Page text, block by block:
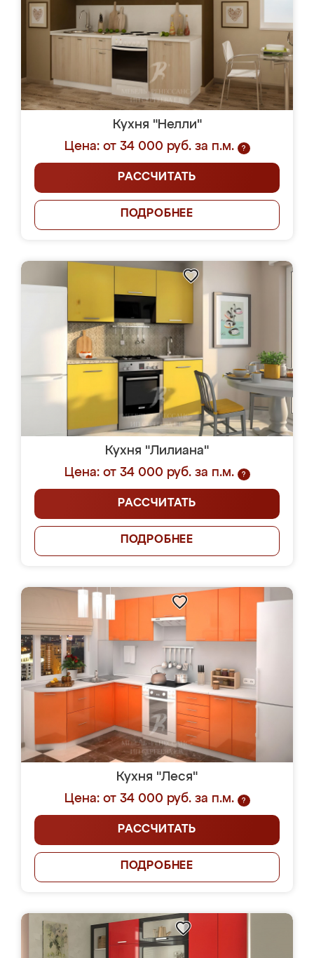
Кухня "Нелли"
Цена: от 34 000 руб. за п.м.
?
РАССЧИТАТЬ
ПОДРОБНЕЕ
Кухня "Лилиана"
Цена: от 34 000 руб. за п.м.
?
РАССЧИТАТЬ
ПОДРОБНЕЕ
Кухня "Леся"
Цена: от 34 000 руб. за п.м.
?
РАССЧИТАТЬ
ПОДРОБНЕЕ